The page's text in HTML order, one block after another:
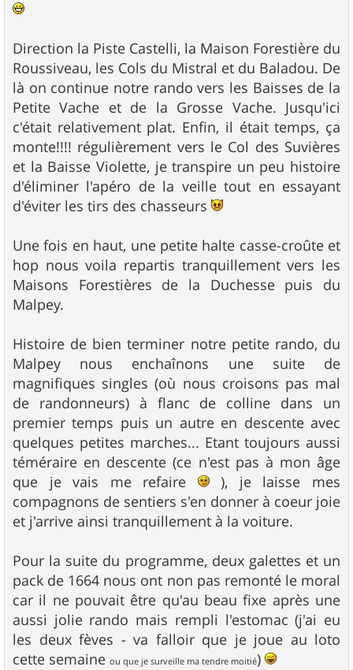
Direction la Piste Castelli, la Maison Forestière du
Roussiveau, les Cols du Mistral et du Baladou. De
là on continue notre rando vers les Baisses de la
Petite Vache et de la Grosse Vache. Jusqu'ici
c'était relativement plat. Enfin, il était temps, ça
monte!!!! régulièrement vers le Col des Suvières
et la Baisse Violette, je transpire un peu histoire
d'éliminer l'apéro de la veille tout en essayant
d'éviter les tirs des chasseurs
Une fois en haut, une petite halte casse-croûte et
hop nous voila repartis tranquillement vers les
Maisons Forestières de la Duchesse puis du
Malpey.
Histoire de bien terminer notre petite rando, du
Malpey nous enchaînons une suite de
magnifiques singles (où nous croisons pas mal
de randonneurs) à flanc de colline dans un
premier temps puis un autre en descente avec
quelques petites marches... Etant toujours aussi
téméraire en descente (ce n'est pas à mon âge
que je vais me refaire
), je laisse mes
compagnons de sentiers s'en donner à coeur joie
et j'arrive ainsi tranquillement à la voiture.
Pour la suite du programme, deux galettes et un
pack de 1664 nous ont non pas remonté le moral
car il ne pouvait être qu'au beau fixe après une
aussi jolie rando mais rempli l'estomac (j'ai eu
les deux fèves - va falloir que je joue au loto
cette semaine ou que je surveille ma tendre moitié)